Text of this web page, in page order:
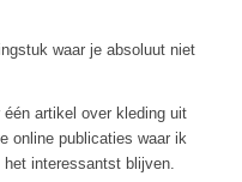
waar je absoluut niet
artikel over kleding uit
online publicaties waar ik
interessantst blijven.